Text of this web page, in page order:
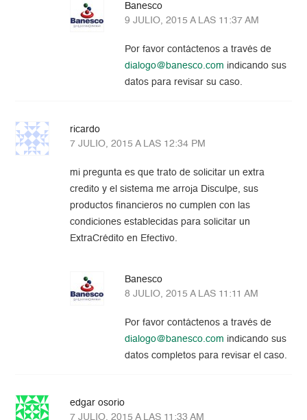
Banesco
9 JULIO, 2015 A LAS 11:37 AM
Por favor contáctenos a través de
dialogo@banesco.com indicando sus
datos para revisar su caso.
ricardo
7 JULIO, 2015 A LAS 12:34 PM
mi pregunta es que trato de solicitar un extra
credito y el sistema me arroja Disculpe, sus
productos financieros no cumplen con las
condiciones establecidas para solicitar un
ExtraCrédito en Efectivo.
Banesco
8 JULIO, 2015 A LAS 11:11 AM
Por favor contáctenos a través de
dialogo@banesco.com indicando sus
datos completos para revisar el caso.
edgar osorio
7 JULIO, 2015 A LAS 11:33 AM